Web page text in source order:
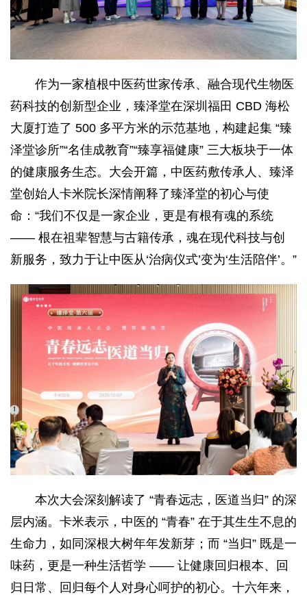
作为一家植根中医药世家传承、融合现代生物医
药科技的创新型企业，臻泽堂在深圳福田 CBD 海松
大厦打造了 500 多平方米的示范基地，构建起集 “臻
泽堂诊所”“名佳成教育”“臻享福健康” 三大板块于一体
的健康服务生态。大会开篇，中医药敷传承人、臻泽
堂创始人卡米院长深情阐释了臻泽堂的初心与使
命：“我们不仅是一家企业，更是有根有魂的系统
—— 根在祖辈智慧与古籍传承，魂在现代科技与创
新服务，致力于让中医从‘治病仪式’变为‘生活陪伴’。”
本次大会深刻解读了 “青春远志，医道当归” 的深
层内涵。卡米表示，中医的 “青春” 在于其生生不息的
生命力，如同深根大树年年发新芽；而 “当归” 既是一
味药，更是一种生活哲学 —— 让健康回归根本、回
归日常、回归每个人对身心呵护的初心。十六年来，